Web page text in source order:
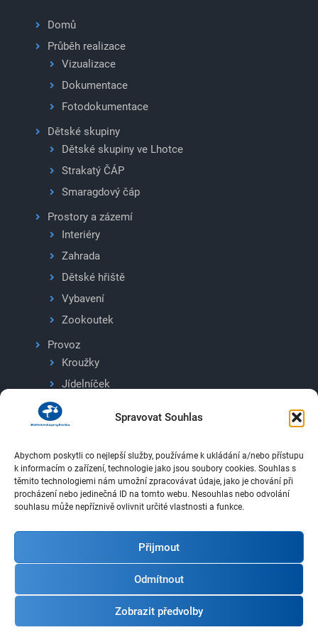
Spravovat Souhlas
Abychom poskytli co nejlepší služby, používáme k ukládání a/nebo přístupu
k informacím o zařízení, technologie jako jsou soubory cookies. Souhlas s
těmito technologiemi nám umožní zpracovávat údaje, jako je chování při
procházení nebo jedinečná ID na tomto webu. Nesouhlas nebo odvolání
souhlasu může nepříznivě ovlivnit určité vlastnosti a funkce.
Přijmout
Odmítnout
Zobrazit předvolby
Domů
Průběh realizace
Vizualizace
Dokumentace
Fotodokumentace
Dětské skupiny
Dětské skupiny ve Lhotce
Strakatý ČÁP
Smaragdový čáp
Prostory a zázemí
Interiéry
Zahrada
Dětské hřiště
Vybavení
Zookoutek
Provoz
Kroužky
Jídelníček
Ceník
Dokumenty ke stažení
Podporovatelé
Kontakty
Powered by totweb.cz
| Technická podpora: podpora(@)totweb.cz